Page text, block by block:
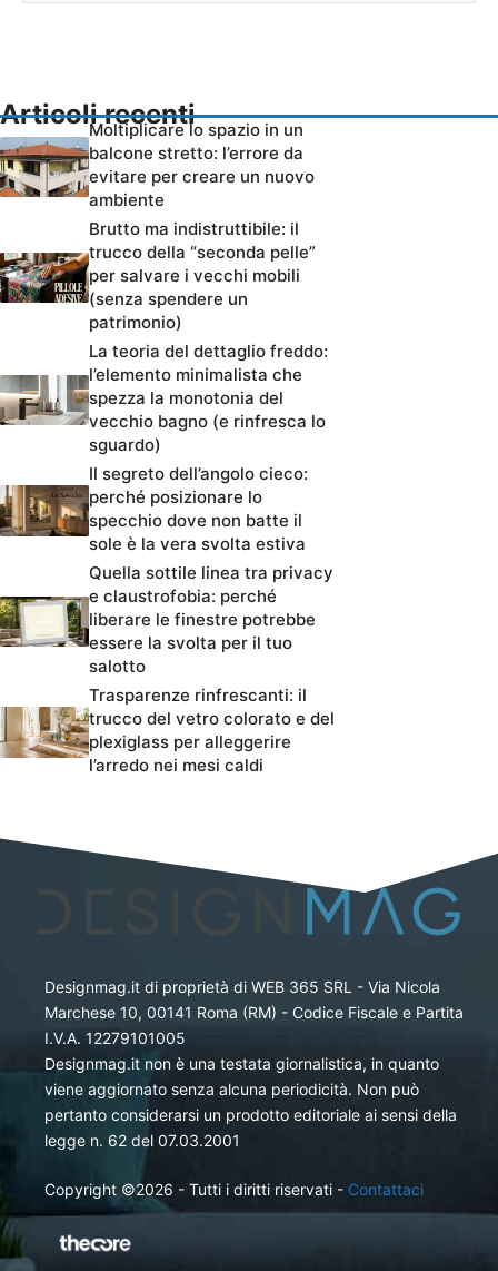
Articoli recenti
Moltiplicare lo spazio in un
balcone stretto: l’errore da
evitare per creare un nuovo
ambiente
Brutto ma indistruttibile: il
trucco della “seconda pelle”
per salvare i vecchi mobili
(senza spendere un
patrimonio)
La teoria del dettaglio freddo:
l’elemento minimalista che
spezza la monotonia del
vecchio bagno (e rinfresca lo
sguardo)
Il segreto dell’angolo cieco:
perché posizionare lo
specchio dove non batte il
sole è la vera svolta estiva
Quella sottile linea tra privacy
e claustrofobia: perché
liberare le finestre potrebbe
essere la svolta per il tuo
salotto
Trasparenze rinfrescanti: il
trucco del vetro colorato e del
plexiglass per alleggerire
l’arredo nei mesi caldi
Designmag.it di proprietà di WEB 365 SRL - Via Nicola
Marchese 10, 00141 Roma (RM) - Codice Fiscale e Partita
I.V.A. 12279101005
Designmag.it non è una testata giornalistica, in quanto
viene aggiornato senza alcuna periodicità. Non può
pertanto considerarsi un prodotto editoriale ai sensi della
legge n. 62 del 07.03.2001
Copyright ©2026 - Tutti i diritti riservati - Contattaci